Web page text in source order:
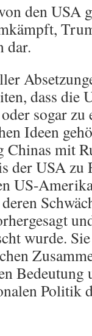
den USA
dar.
dass die
sogar
Ideen
Chinas mit
der USA zu
US-
wurde.
Bedeutung
Politik